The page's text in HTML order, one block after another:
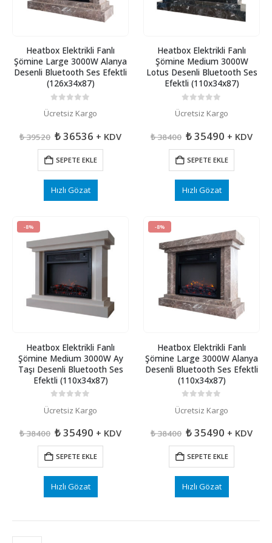
Heatbox Elektrikli Fanlı
Şömine Large 3000W Alanya
Desenli Bluetooth Ses Efektli
(126x34x87)
Ücretsiz Kargo
₺39520 Orijinal
₺ 39520.
₺36536Şu
fiyat:
₺ 36536.
+ KDV
SEPETE EKLE
Hızlı Gözat
Heatbox Elektrikli Fanlı
Şömine Medium 3000W
Lotus Desenli Bluetooth Ses
Efektli (110x34x87)
Ücretsiz Kargo
₺38400 Orijinal
₺ 38400.
₺35490Şu
fiyat:
₺ 35490.
+ KDV
SEPETE EKLE
Hızlı Gözat
-8%
Heatbox Elektrikli Fanlı
Şömine Medium 3000W Ay
Taşı Desenli Bluetooth Ses
Efektli (110x34x87)
Ücretsiz Kargo
₺38400 Orijinal
₺ 38400.
₺35490Şu
fiyat:
₺ 35490.
+ KDV
SEPETE EKLE
Hızlı Gözat
-8%
Heatbox Elektrikli Fanlı
Şömine Large 3000W Alanya
Desenli Bluetooth Ses Efektli
(110x34x87)
Ücretsiz Kargo
₺38400 Orijinal
₺ 38400.
₺35490Şu
fiyat:
₺ 35490.
+ KDV
SEPETE EKLE
Hızlı Gözat